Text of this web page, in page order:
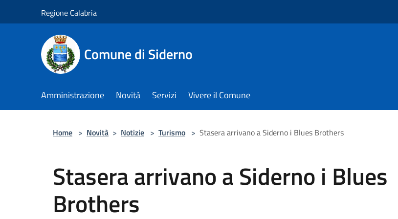
Regione Calabria
Comune di Siderno
Amministrazione Novità Servizi Vivere il Comune
Home > Novità > Notizie > Turismo > Stasera arrivano a Siderno i Blues Brothers
Stasera arrivano a Siderno i Blues
Brothers